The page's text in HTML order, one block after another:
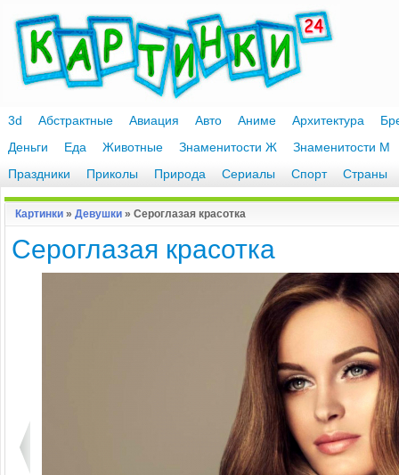
3d Абстрактные Авиация Авто Аниме Архитектура
Деньги
Еда Животные Знаменитости Ж
Знаменитости М
Праздники
Приколы Природа Сериалы Спорт Страны
Картинки » Девушки » Сероглазая красотка
Сероглазая красотка